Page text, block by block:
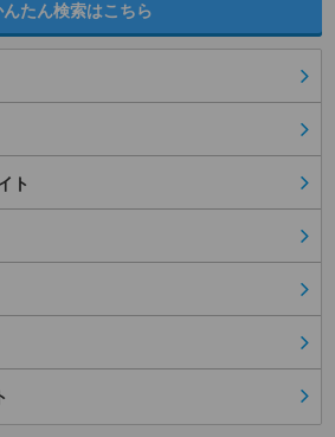
んたん検索はこちら
ト